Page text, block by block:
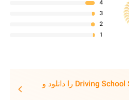
4
3
2
1
چگونه Driving School Simulator : EVO را دانلود و